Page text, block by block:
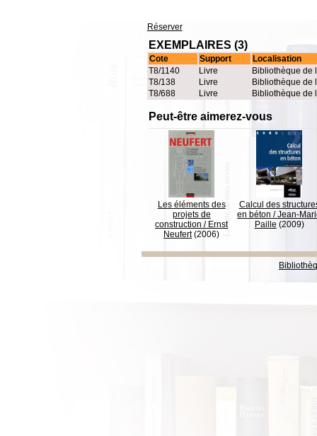
Réserver
EXEMPLAIRES (3)
Cote Support
Localisation
T8/1140
Livre
Bibliothèque de
T8/138
Livre
Bibliothèque de
T8/688
Livre Bibliothèque de
Peut-être aimerez-vous
Les éléments des
projets de
construction / Ernst
Neufert(2006)
Calcul des
en béton /Jean-
Paille (2009)